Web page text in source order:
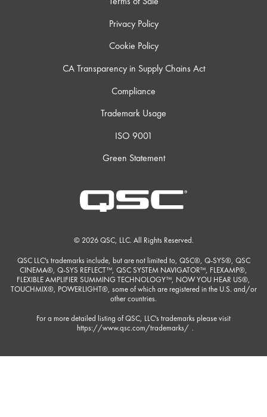
Privacy Policy
Cookie Policy
CA Transparency in Supply Chains Act
Compliance
Trademark Usage
ISO 9001
Green Statement
© 2026 QSC, LLC. All Rights Reserved.
QSC LLC's trademarks include, but are not limited to, QSC®, Q-SYS®, QSC
CINEMA®, Q-SYS REFLECT™, QSC SYSTEM NAVIGATOR™, FLEXAMP®,
FLEXIBLE AMPLIFIER SUMMING TECHNOLOGY™, NOW YOU HEAR US®,
TOUCHMIX®, POWERLIGHT®, some of which are registered in the U.S. and/or
other countries.
For a more detailed listing of QSC, LLC's trademarks please visit
https://www.qsc.com/trademarks/ .